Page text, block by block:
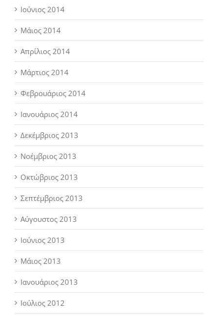
Ιούνιος 2014
Μάιος 2014
Απρίλιος 2014
Μάρτιος 2014
Φεβρουάριος 2014
Ιανουάριος 2014
Δεκέμβριος 2013
Νοέμβριος 2013
Οκτώβριος 2013
Σεπτέμβριος 2013
Αύγουστος 2013
Ιούνιος 2013
Μάιος 2013
Ιανουάριος 2013
Ιούλιος 2012